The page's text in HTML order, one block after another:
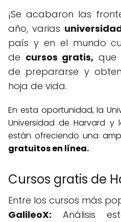
¡Se acabaron las
año, varias
país y en el mundo
de cursos gratis, que
de prepararse y
hoja de vida.
En esta oportunidad, la
Universidad de Harvard y
están ofreciendo una
gratuitos en línea.
Cursos gratis de
Entre los cursos más
GalileoX: Análisis